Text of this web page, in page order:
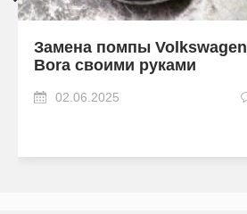
Замена помпы Volkswagen
Bora своими руками
02.06.2025